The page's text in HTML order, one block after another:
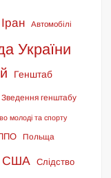
Іран Автомобілі
України
Генштаб
Зведення генштабу
молоді та спорту
Польща
США Слідство